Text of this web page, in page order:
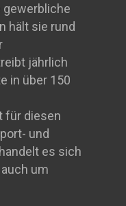
gewerbliche
hält sie rund
jährlich
in über 150
für diesen
und
es sich
um